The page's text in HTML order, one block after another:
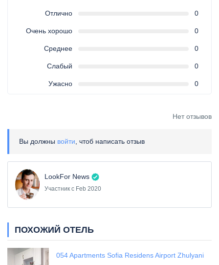
Отлично 0
Очень хорошо 0
Среднее 0
Слабый 0
Ужасно 0
Нет отзывов
Вы должны войти , чтоб написать отзыв
LookFor News
Участник с Feb 2020
ПОХОЖИЙ ОТЕЛЬ
054 Apartments Sofia Residens Airport Zhulyani